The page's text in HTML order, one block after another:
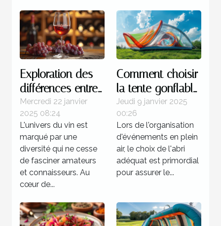
Exploration des
différences entre
les vins de la rive
gauche et de la
rive droite
Mercredi 22 janvier
2025 08:24
L'univers du vin est
marqué par une
diversité qui ne cesse
de fasciner amateurs
et connaisseurs. Au
cœur de...
Comment choisir
la tente gonflable
idéale pour vos
événements
Jeudi 9 janvier 2025
00:26
Lors de l'organisation
d'événements en plein
air, le choix de l'abri
adéquat est primordial
pour assurer le...